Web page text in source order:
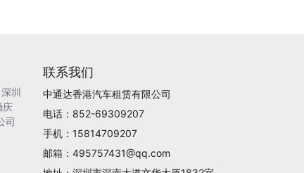
深圳
庆
司
联系我们
中通达香港汽车租赁有限公司
电话：852-69309207
手机：15814709207
邮箱：495757431@qq.com